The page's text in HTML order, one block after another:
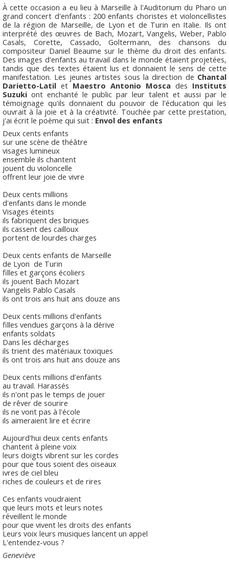
À cette occasion a eu lieu à Marseille à l'Auditorium du Pharo un
grand concert d'enfants : 200 enfants choristes et violoncellistes
de la région de Marseille, de Lyon et de Turin en Italie. Ils ont
interprété des œuvres de Bach, Mozart, Vangelis, Weber, Pablo
Casals, Corette, Cassado, Goltermann, des chansons du
compositeur Daniel Beaume sur le thème du droit des enfants.
Des images d'enfants au travail dans le monde étaient projetées,
tandis que des textes étaient lus et donnaient le sens de cette
manifestation. Les jeunes artistes sous la direction de Chantal
Darietto-Latil et Maestro Antonio Mosca des Instituts
Suzuki ont enchanté le public par leur talent et aussi par le
témoignage qu'ils donnaient du pouvoir de l'éducation qui les
ouvrait à la joie et à la créativité. Touchée par cette prestation,
j'ai écrit le poème qui suit : Envol des enfants
Deux cents enfants
sur une scène de théâtre
visages lumineux
ensemble ils chantent
jouent du violoncelle
offrent leur joie de vivre
Deux cents millions
d'enfants dans le monde
Visages éteints
ils fabriquent des briques
ils cassent des cailloux
portent de lourdes charges
Deux cents enfants de Marseille
de Lyon de Turin
filles et garçons écoliers
ils jouent Bach Mozart
Vangelis Pablo Casals
ils ont trois ans huit ans douze ans
Deux cents millions d'enfants
filles vendues garçons à la dérive
enfants soldats
Dans les décharges
ils trient des matériaux toxiques
ils ont trois ans huit ans douze ans
Deux cents millions d'enfants
au travail. Harassés
ils n'ont pas le temps de jouer
de rêver de sourire
ils ne vont pas à l'école
ils aimeraient lire et écrire
Aujourd'hui deux cents enfants
chantent à pleine voix
leurs doigts vibrent sur les cordes
pour que tous soient des oiseaux
ivres de ciel bleu
riches de couleurs et de rires
Ces enfants voudraient
que leurs mots et leurs notes
réveillent le monde
pour que vivent les droits des enfants
Leurs voix leurs musiques lancent un appel
L'entendez-vous ?
Geneviève